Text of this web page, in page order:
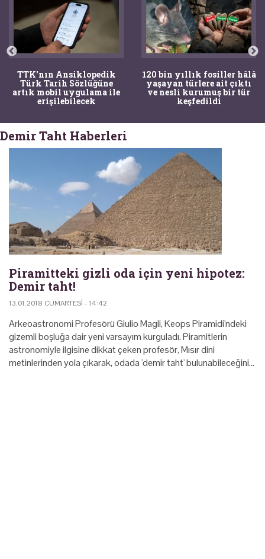
TTK'nın Ansiklopedik
Türk Tarih Sözlüğüne
artık mobil uygulama ile
erişilebilecek
120 bin yıllık fosiller hâlâ
yaşayan türlere ait çıktı
ve nesli kurumuş bir tür
keşfedildi
Demir Taht Haberleri
Piramitteki gizli oda için yeni hipotez:
Demir taht!
13.01.2018 CUMARTESI - 14:42
Arkeoastronomi Profesörü Giulio Magli, Keops Piramidi'ndeki
gizemli boşluğa dair yeni varsayım kurguladı. Piramitlerin
astronomiyle ilgisine dikkat çeken profesör, Mısır dini
metinlerinden yola çıkarak, odada 'demir taht' bulunabileceğini…